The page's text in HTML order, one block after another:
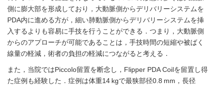
側に膨大部を形成しており，大動脈側からデリバリーシステムを
PDA内に進める方が，細い肺動脈側からデリバリーシステムを挿
入するよりも容易に手技を行うことができる．つまり，大動脈側
からのアプローチが可能であることは，手技時間の短縮や被ばく
線量の軽減，術者の負担の軽減につながると考える．
また，当院ではPiccolo留置を断念し，Flipper PDA Coilを留置し得
た症例も経験した．症例は体重14 kgで最狭部径0.8 mm，長径